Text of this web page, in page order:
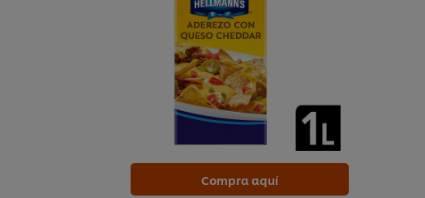
Compra aquí